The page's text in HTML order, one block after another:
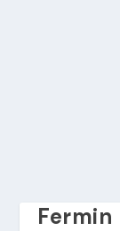
Fermin